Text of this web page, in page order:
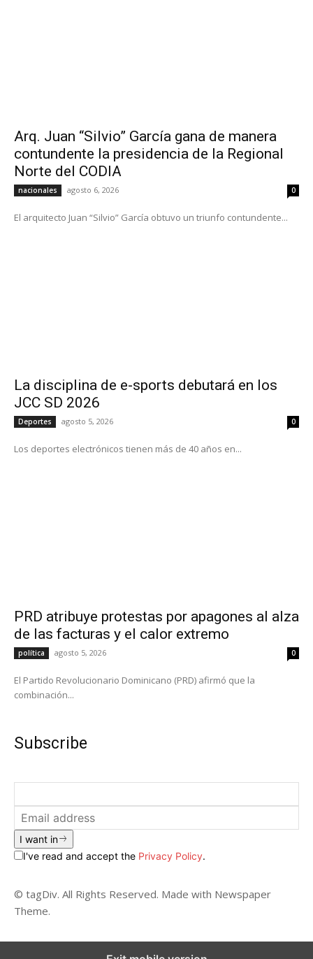
Arq. Juan “Silvio” García gana de manera
contundente la presidencia de la Regional
Norte del CODIA
nacionales agosto 6, 2026 0
El arquitecto Juan “Silvio” García obtuvo un triunfo contundente...
La disciplina de e-sports debutará en los
JCC SD 2026
Deportes agosto 5, 2026 0
Los deportes electrónicos tienen más de 40 años en...
PRD atribuye protestas por apagones al alza
de las facturas y el calor extremo
política agosto 5, 2026 0
El Partido Revolucionario Dominicano (PRD) afirmó que la
combinación...
Subscribe
I want in
I've read and accept the Privacy Policy.
© tagDiv. All Rights Reserved. Made with Newspaper
Theme.